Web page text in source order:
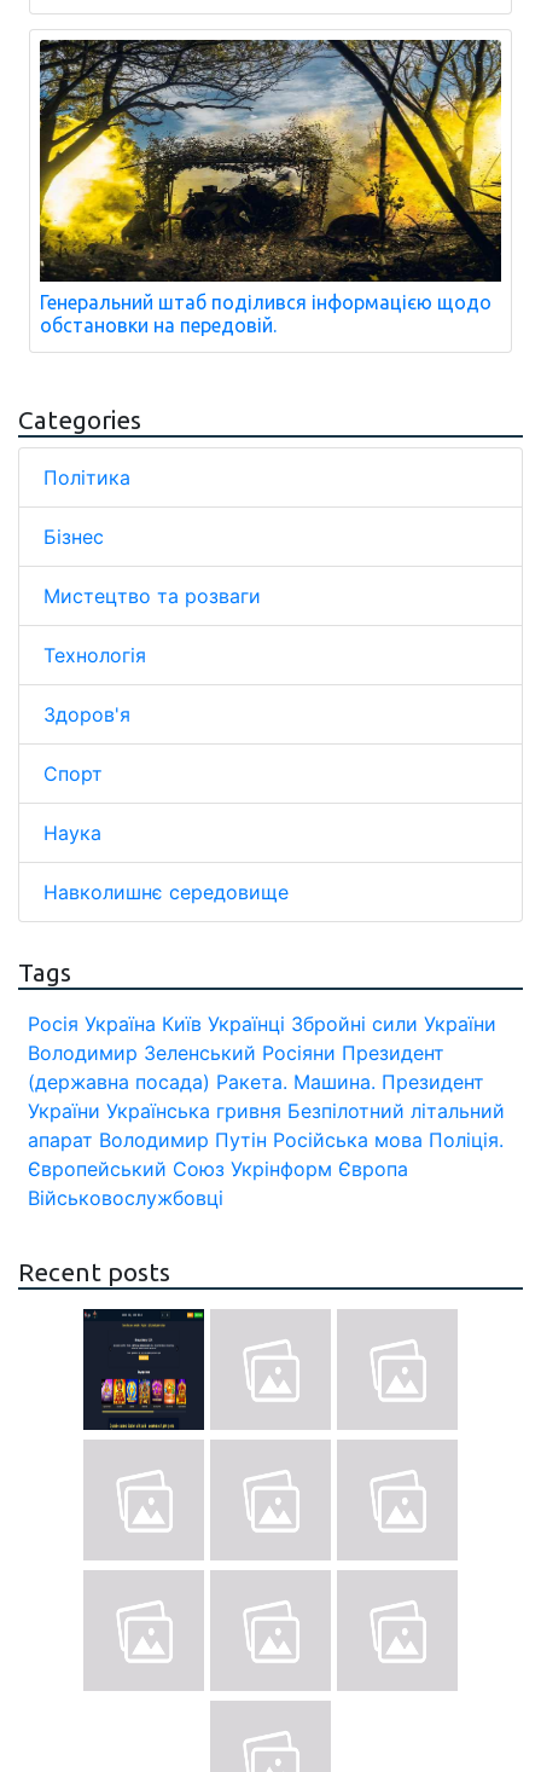
Генеральний штаб поділився інформацією щодо
обстановки на передовій.
Categories
Політика
Бізнес
Мистецтво та розваги
Технологія
Здоров'я
Спорт
Наука
Навколишнє середовище
Tags
Росія Україна Київ Українці Збройні сили України
Володимир Зеленський Росіяни Президент
(державна посада) Ракета. Машина. Президент
України Українська гривня Безпілотний літальний
апарат Володимир Путін Російська мова Поліція.
Європейський Союз Укрінформ Європа
Військовослужбовці
Recent posts